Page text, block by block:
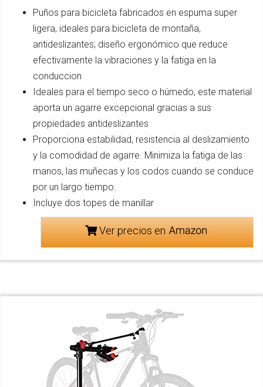
Puños para bicicleta fabricados en espuma super
ligera, ideales para bicicleta de montaña,
antideslizantes; diseño ergonómico que reduce
efectivamente la vibraciones y la fatiga en la
conduccion
Ideales para el tiempo seco o húmedo, este material
aporta un agarre excepcional gracias a sus
propiedades antideslizantes
Proporciona estabilidad, resistencia al deslizamiento
y la comodidad de agarre. Minimiza la fatiga de las
manos, las muñecas y los codos cuando se conduce
por un largo tiempo.
Incluye dos topes de manillar
Ver precios en